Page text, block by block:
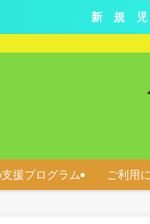
新 規
援プログラム ご利用